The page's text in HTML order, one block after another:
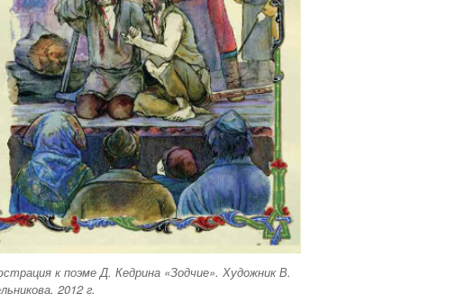
к поэме Д. Кедрина «Зодчие». Художник В.
2012 г.